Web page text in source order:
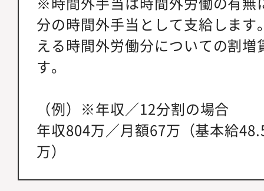
分の時間外手当として支給しま
える時間外労働分についての割
す。
（例）※年収／12分割の場合
年収804万／月額67万（基本給
万）